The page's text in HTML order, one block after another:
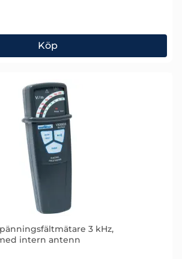
Köp
100 kHz, 1V/
3 kHz,
intern antenn